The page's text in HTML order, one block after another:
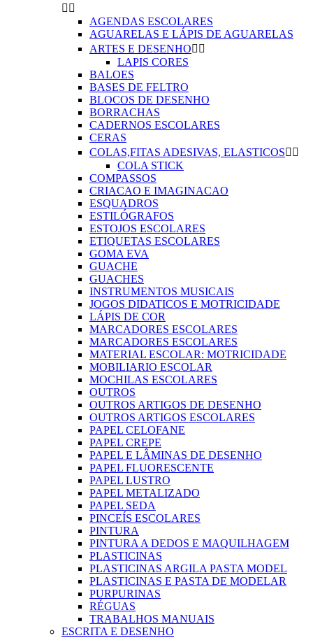
 
AGENDAS ESCOLARES
AGUARELAS E LÁPIS DE AGUARELAS
ARTES E DESENHO 
LAPIS CORES
BALOES
BASES DE FELTRO
BLOCOS DE DESENHO
BORRACHAS
CADERNOS ESCOLARES
CERAS
COLAS,FITAS ADESIVAS, ELASTICOS 
COLA STICK
COMPASSOS
CRIACAO E IMAGINACAO
ESQUADROS
ESTILÓGRAFOS
ESTOJOS ESCOLARES
ETIQUETAS ESCOLARES
GOMA EVA
GUACHE
GUACHES
INSTRUMENTOS MUSICAIS
JOGOS DIDATICOS E MOTRICIDADE
LÁPIS DE COR
MARCADORES ESCOLARES
MARCADORES ESCOLARES
MATERIAL ESCOLAR: MOTRICIDADE
MOBILIARIO ESCOLAR
MOCHILAS ESCOLARES
OUTROS
OUTROS ARTIGOS DE DESENHO
OUTROS ARTIGOS ESCOLARES
PAPEL CELOFANE
PAPEL CREPE
PAPEL E LÂMINAS DE DESENHO
PAPEL FLUORESCENTE
PAPEL LUSTRO
PAPEL METALIZADO
PAPEL SEDA
PINCEÍS ESCOLARES
PINTURA
PINTURA A DEDOS E MAQUILHAGEM
PLASTICINAS
PLASTICINAS ARGILA PASTA MODEL
PLASTICINAS E PASTA DE MODELAR
PURPURINAS
RÉGUAS
TRABALHOS MANUAIS
ESCRITA E DESENHO